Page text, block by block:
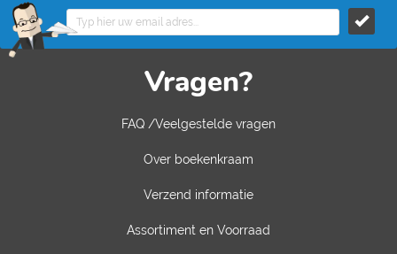
Vragen?
FAQ /Veelgestelde vragen
Over boekenkraam
Verzend informatie
Assortiment en Voorraad